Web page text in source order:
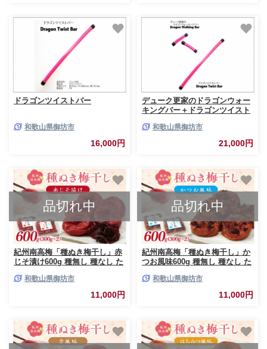
ドラゴンツイストバー
和歌山県御坊市
16,000円
デューク更家のドラゴンウォー
キングバー＋ドラゴンツイスト
和歌山県御坊市
21,000円
品切れ中
紀州南高梅「種ぬき梅干し」赤
じそ漬け600g 種無し 種なし た
和歌山県御坊市
11,000円
品切れ中
紀州南高梅「種ぬき梅干し」か
つお風味600g 種無し 種なし た
和歌山県御坊市
11,000円